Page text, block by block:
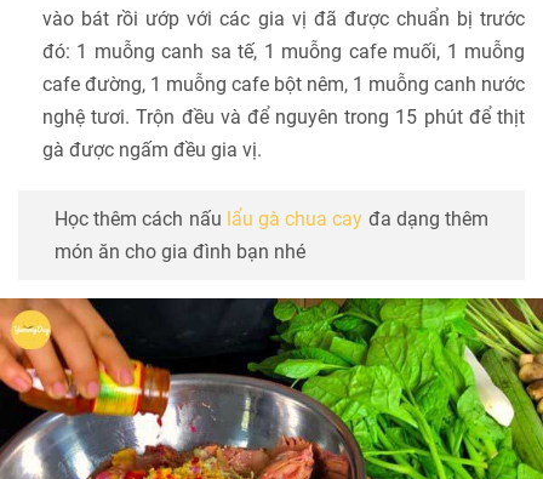
vào bát rồi ướp với các gia vị đã được chuẩn bị trước
đó: 1 muỗng canh sa tế, 1 muỗng cafe muối, 1 muỗng
cafe đường, 1 muỗng cafe bột nêm, 1 muỗng canh nước
nghệ tươi. Trộn đều và để nguyên trong 15 phút để thịt
gà được ngấm đều gia vị.
Học thêm cách nấu lẩu gà chua cay đa dạng thêm
món ăn cho gia đình bạn nhé